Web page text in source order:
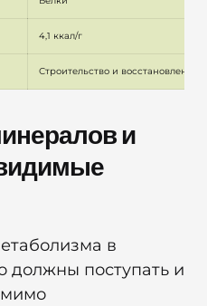
4,1 ккал/г
Строительство и восстановление
и
в
должны поступать и